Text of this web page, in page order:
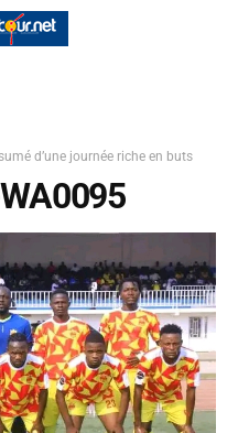
d’une journée riche en buts